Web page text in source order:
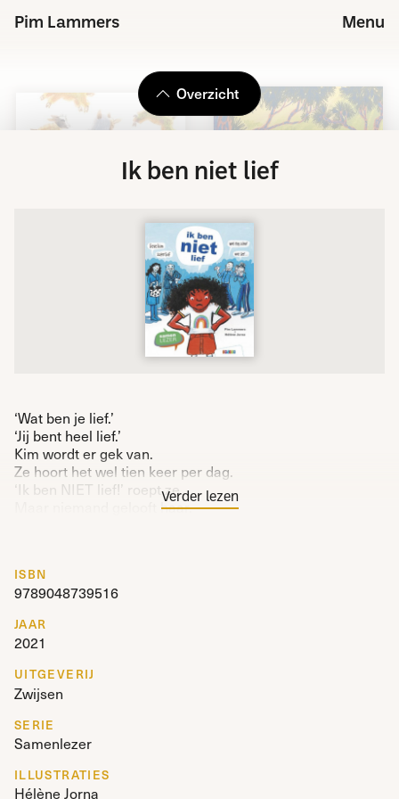
Pim Lammers Menu
Overzicht
Ik ben niet lief
‘Wat ben je lief.’
‘Jij bent heel lief.’
Kim wordt er gek van.
Ze hoort het wel tien keer per dag.
‘Ik ben NIET lief!’ roept ze.
Maar niemand gelooft haar.
Een humoristisch verhaal dat gebruikt kan worden om het lezen
samen met een ander te oefenen.
— Felix Meijer (NBD Biblion)
Verder lezen
ISBN
9789048739516
JAAR
2021
UITGEVERIJ
Zwijsen
SERIE
Samenlezer
ILLUSTRATIES
Hélène Jorna